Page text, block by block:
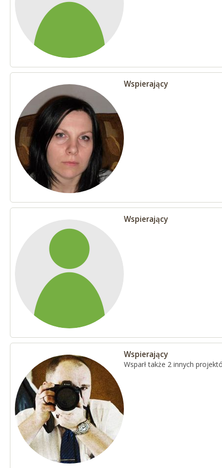
Wspierający
Wspierający
Wspierający
Wsparł także 2 innych